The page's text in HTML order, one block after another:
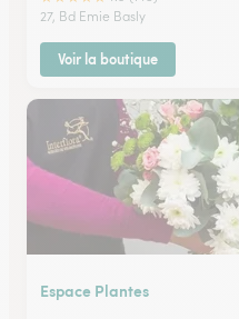
27, Bd Emie Basly
Voir la boutique
Espace Plantes